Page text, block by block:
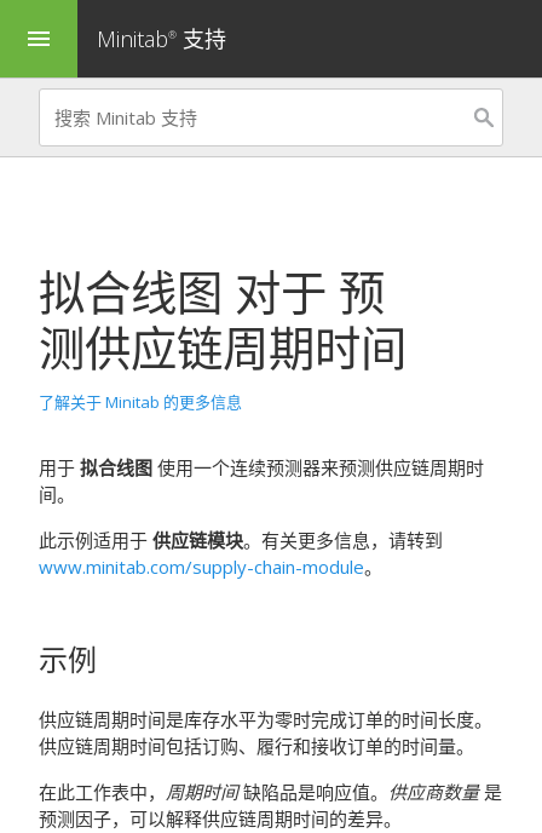
menu Minitab® 支持
拟合线图 对于 预
测供应链周期时间
了解关于 Minitab 的更多信息
用于 拟合线图 使用一个连续预测器来预测供应链周期时
间。
此示例适用于 供应链模块。有关更多信息，请转到
www.minitab.com/supply-chain-module。
示例
供应链周期时间是库存水平为零时完成订单的时间长度。
供应链周期时间包括订购、履行和接收订单的时间量。
在此工作表中， 周期时间缺陷品是响应值。 供应商数量是
预测因子，可以解释供应链周期时间的差异。